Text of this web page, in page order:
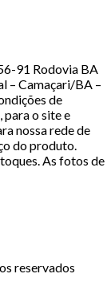
91 Rodovia BA
– Camaçari/BA –
de
para o site e
nossa rede de
do produto.
As fotos de
reservados